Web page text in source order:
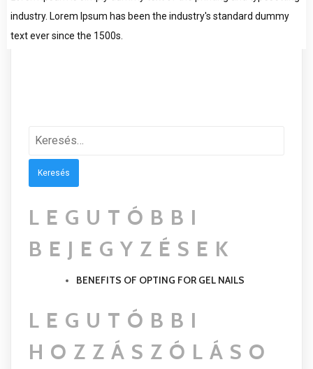
industry. Lorem Ipsum has been the industry's standard dummy
text ever since the 1500s.
Keresés:
LEGUTÓBBI
BEJEGYZÉSEK
BENEFITS OF OPTING FOR GEL NAILS
LEGUTÓBBI
HOZZÁSZÓLÁSO